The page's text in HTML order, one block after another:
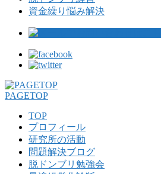
資金繰り悩み解決
PAGETOP
TOP
プロフィール
研究所の活動
問題解決ブログ
脱ドンブリ勉強会